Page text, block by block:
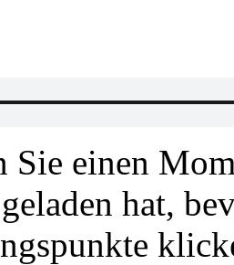
Sie einen
hat,